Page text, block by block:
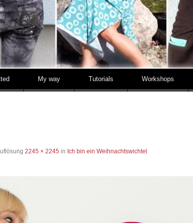
My way Tutorials Workshops
2245 × 2245 in Ich bin ein Weihnachtswichtel